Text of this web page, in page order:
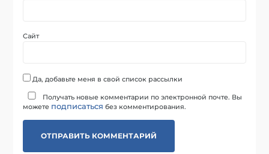
Сайт
Да, добавьте меня в свой список рассылки
Получать новые комментарии по электронной почте. Вы
можете подписаться без комментирования.